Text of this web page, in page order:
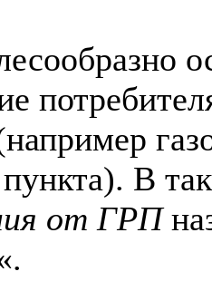
В
от ГРП